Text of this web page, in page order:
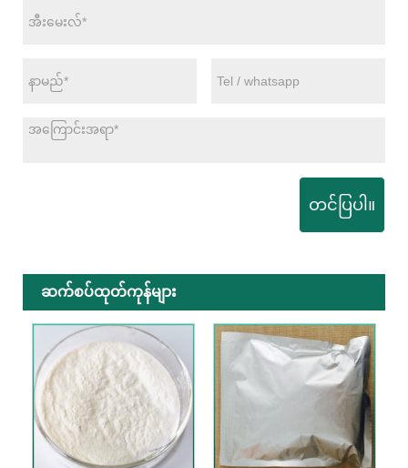
တင်ပြပါ။
ဆက်စပ်ထုတ်ကုန်များ